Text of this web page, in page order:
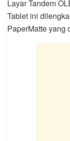
Layar Tandem
Tablet ini
PaperMatte yang